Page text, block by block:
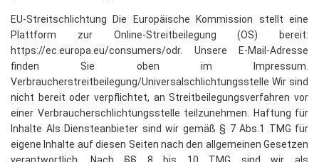
EU-Streitschlichtung Die Europäische Kommission stellt eine
Plattform zur Online-Streitbeilegung (OS) bereit:
https://ec.europa.eu/consumers/odr. Unsere E-Mail-Adresse
finden Sie oben im Impressum.
Verbraucherstreitbeilegung/Universalschlichtungsstelle Wir sind
nicht bereit oder verpflichtet, an Streitbeilegungsverfahren vor
einer Verbraucherschlichtungsstelle teilzunehmen. Haftung für
Inhalte Als Diensteanbieter sind wir gemäß § 7 Abs.1 TMG für
eigene Inhalte auf diesen Seiten nach den allgemeinen Gesetzen